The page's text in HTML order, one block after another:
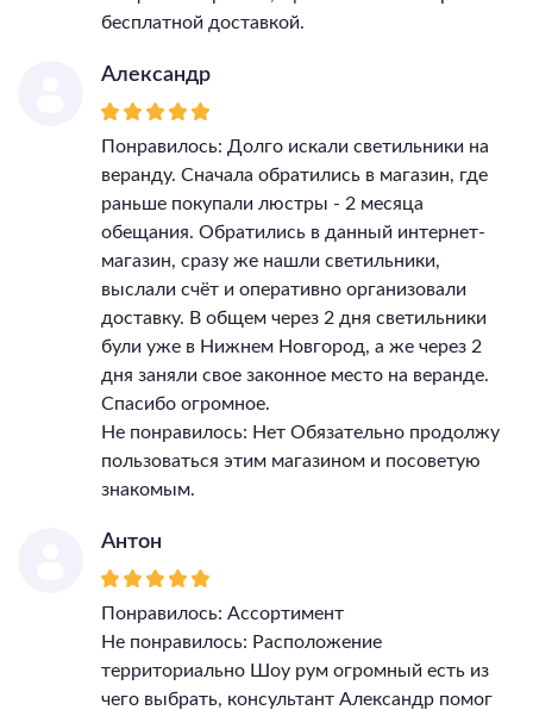
бесплатной доставкой.
Александр
Понравилось: Долго искали светильники на
веранду. Сначала обратились в магазин, где
раньше покупали люстры - 2 месяца
обещания. Обратились в данный интернет-
магазин, сразу же нашли светильники,
выслали счёт и оперативно организовали
доставку. В общем через 2 дня светильники
були уже в Нижнем Новгород, а же через 2
дня заняли свое законное место на веранде.
Спасибо огромное.
Не понравилось: Нет Обязательно продолжу
пользоваться этим магазином и посоветую
знакомым.
Антон
Понравилось: Ассортимент
Не понравилось: Расположение
территориально Шоу рум огромный есть из
чего выбрать, консультант Александр помог